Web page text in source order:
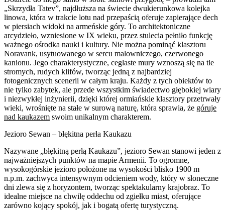
„Skrzydła Tatev”, najdłuższa na świecie dwukierunkowa kolejka
linowa, która w trakcie lotu nad przepaścią oferuje zapierające dech
w piersiach widoki na armeńskie góry. To architektoniczne
arcydzieło, wzniesione w IX wieku, przez stulecia pełniło funkcję
ważnego ośrodka nauki i kultury. Nie można pominąć klasztoru
Noravank, usytuowanego w sercu malowniczego, czerwonego
kanionu. Jego charakterystyczne, ceglaste mury wznoszą się na tle
stromych, rudych klifów, tworząc jedną z najbardziej
fotogenicznych scenerii w całym kraju. Każdy z tych obiektów to
nie tylko zabytek, ale przede wszystkim świadectwo głębokiej wiary
i niezwykłej inżynierii, dzięki której ormiańskie klasztory przetrwały
wieki, wrośnięte na stałe w surową naturę, która sprawia, że góruje
nad kaukazem swoim unikalnym charakterem.
Jezioro Sewan – błękitna perła Kaukazu
Nazywane „błękitną perłą Kaukazu”, jezioro Sewan stanowi jeden z
najważniejszych punktów na mapie Armenii. To ogromne,
wysokogórskie jezioro położone na wysokości blisko 1900 m
n.p.m. zachwyca intensywnym odcieniem wody, który w słoneczne
dni zlewa się z horyzontem, tworząc spektakularny krajobraz. To
idealne miejsce na chwilę oddechu od zgiełku miast, oferujące
zarówno kojący spokój, jak i bogatą ofertę turystyczną.